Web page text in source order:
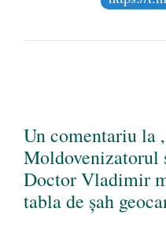
Un comentariu
Doctor Vladimir
tabla de șah